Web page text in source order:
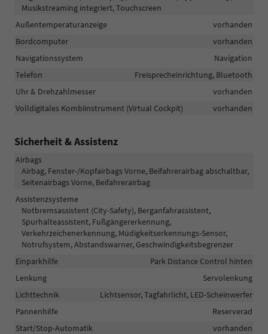
Musikstreaming integriert, Touchscreen
Außentemperaturanzeige
vorhanden
Bordcomputer
vorhanden
Navigationssystem
Navigation
Telefon
Freisprecheinrichtung, Bluetooth
Uhr & Drehzahlmesser
vorhanden
Volldigitales Kombiinstrument (Virtual Cockpit)
vorhanden
Sicherheit & Assistenz
Airbags
Airbag, Fenster-/Kopfairbags Vorne, Beifahrerairbag abschaltbar,
Seitenairbags Vorne, Beifahrerairbag
Assistenzsysteme
Notbremsassistent (City-Safety), Berganfahrassistent,
Spurhalteassistent, Fußgängererkennung,
Verkehrzeichenerkennung, Müdigkeitserkennungs-Sensor,
Notrufsystem, Abstandswarner, Geschwindigkeitsbegrenzer
Einparkhilfe
Park Distance Control hinten
Lenkung
Servolenkung
Lichttechnik
Lichtsensor, Tagfahrlicht, LED-Scheinwerfer
Pannenhilfe
Reserverad
Start/Stop-Automatik
vorhanden